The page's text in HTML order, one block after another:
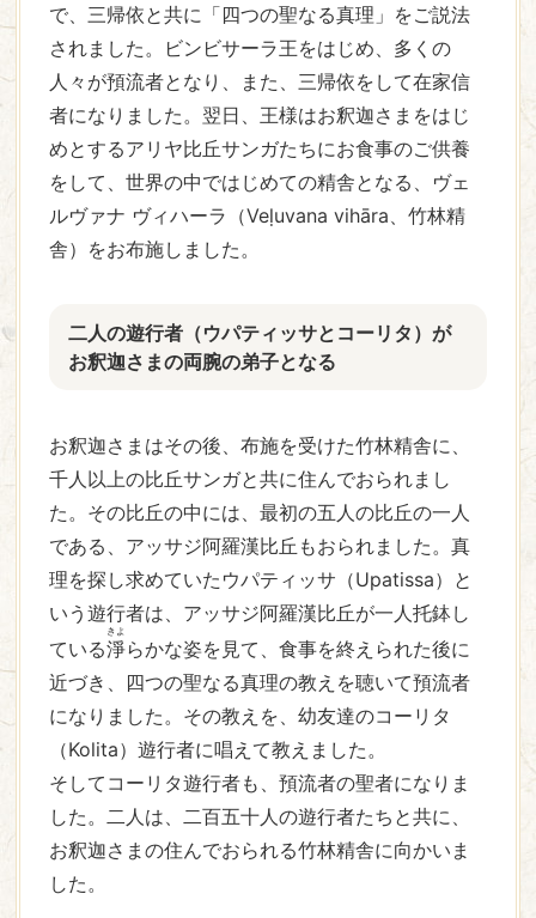
で、三帰依と共に「四つの聖なる真理」をご説法
されました。ビンビサーラ王をはじめ、多くの
人々が預流者となり、また、三帰依をして在家信
者になりました。翌日、王様はお釈迦さまをはじ
めとするアリヤ比丘サンガたちにお食事のご供養
をして、世界の中ではじめての精舎となる、ヴェ
ルヴァナ ヴィハーラ（Veḷuvana vihāra、竹林精
舎）をお布施しました。
二人の遊行者（ウパティッサとコーリタ）が
お釈迦さまの両腕の弟子となる
お釈迦さまはその後、布施を受けた竹林精舎に、
千人以上の比丘サンガと共に住んでおられまし
た。その比丘の中には、最初の五人の比丘の一人
である、アッサジ阿羅漢比丘もおられました。真
理を探し求めていたウパティッサ（Upatissa）と
いう遊行者は、アッサジ阿羅漢比丘が一人托鉢し
ている淨
きよ
らかな姿を見て、食事を終えられた後に
近づき、四つの聖なる真理の教えを聴いて預流者
になりました。その教えを、幼友達のコーリタ
（Kolita）遊行者に唱えて教えました。
そしてコーリタ遊行者も、預流者の聖者になりま
した。二人は、二百五十人の遊行者たちと共に、
お釈迦さまの住んでおられる竹林精舎に向かいま
した。